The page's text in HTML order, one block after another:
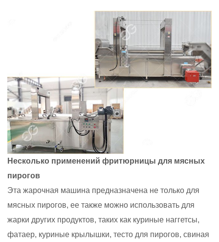
Несколько применений фритюрницы для мясных
пирогов
Эта жарочная машина предназначена не только для
мясных пирогов, ее также можно использовать для
жарки других продуктов, таких как куриные наггетсы,
фатаер, куриные крылышки, тесто для пирогов, свиная